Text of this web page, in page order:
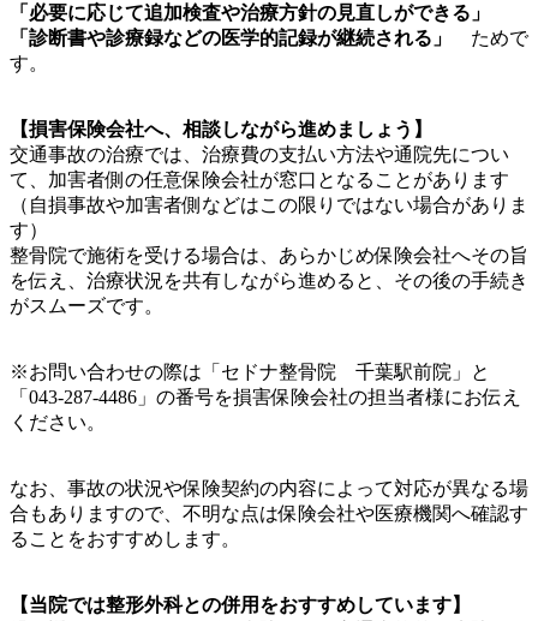
「必要に応じて追加検査や治療方針の見直しができる」
「診断書や診療録などの医学的記録が継続される」
ためで
す。
【損害保険会社へ、相談しながら進めましょう】
交通事故の治療では、治療費の支払い方法や通院先につい
て、加害者側の任意保険会社が窓口となることがあります
（自損事故や加害者側などはこの限りではない場合がありま
す）
整骨院で施術を受ける場合は、あらかじめ保険会社へその旨
を伝え、治療状況を共有しながら進めると、その後の手続き
がスムーズです。
※お問い合わせの際は「セドナ整骨院 千葉駅前院」と
「043-287-4486」の番号を損害保険会社の担当者様にお伝え
ください。
なお、事故の状況や保険契約の内容によって対応が異なる場
合もありますので、不明な点は保険会社や医療機関へ確認す
ることをおすすめします。
【当院では整形外科との併用をおすすめしています】